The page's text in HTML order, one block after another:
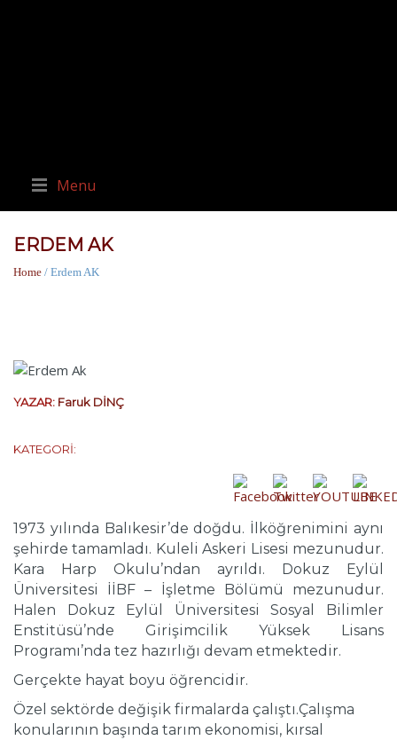
Menu
ERDEM AK
Home / Erdem AK
YAZAR: Faruk DİNÇ
KATEGORİ:
1973 yılında Balıkesir’de doğdu. İlköğrenimini aynı
şehirde tamamladı. Kuleli Askeri Lisesi mezunudur.
Kara Harp Okulu’ndan ayrıldı. Dokuz Eylül
Üniversitesi İİBF – İşletme Bölümü mezunudur.
Halen Dokuz Eylül Üniversitesi Sosyal Bilimler
Enstitüsü’nde Girişimcilik Yüksek Lisans
Programı’nda tez hazırlığı devam etmektedir.
Gerçekte hayat boyu öğrencidir.
Özel sektörde değişik firmalarda çalıştı.Çalışma
konularının başında tarım ekonomisi, kırsal